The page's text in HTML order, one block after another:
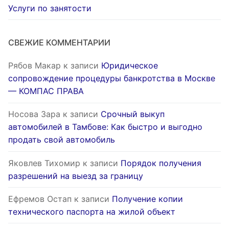
Услуги по занятости
СВЕЖИЕ КОММЕНТАРИИ
Рябов Макар к записи Юридическое
сопровождение процедуры банкротства в Москве
— КОМПАС ПРАВА
Носова Зара к записи Срочный выкуп
автомобилей в Тамбове: Как быстро и выгодно
продать свой автомобиль
Яковлев Тихомир к записи Порядок получения
разрешений на выезд за границу
Ефремов Остап к записи Получение копии
технического паспорта на жилой объект